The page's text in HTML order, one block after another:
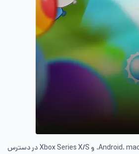
در حال حاضر، Bloons TD 6 به عنوان یکی از محبوب‌ترین بازی های دفاع از قلعه شناخته می‌شود و این بازی که بر روی پلتفرم‌های مختلف از جمله Android، macOS، iOS، Xbox One، Microsoft Windows، و Xbox Series X/S در دسترس